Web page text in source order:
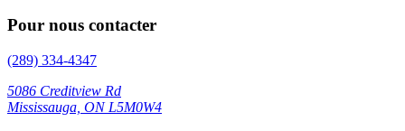
Pour nous contacter
(289) 334-4347
5086 Creditview Rd
Mississauga, ON L5M0W4